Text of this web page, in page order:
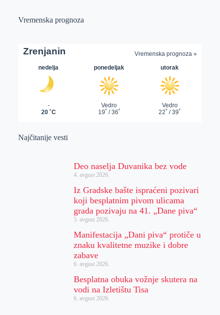
Vremenska prognoza
Najčitanije vesti
Deo naselja Duvanika bez vode
4. avgust 2026.
Iz Gradske bašte ispraćeni pozivari
koji besplatnim pivom ulicama
grada pozivaju na 41. „Dane piva“
5. avgust 2026.
Manifestacija „Dani piva“ protiče u
znaku kvalitetne muzike i dobre
zabave
6. avgust 2026.
Besplatna obuka vožnje skutera na
vodi na Izletištu Tisa
6. avgust 2026.